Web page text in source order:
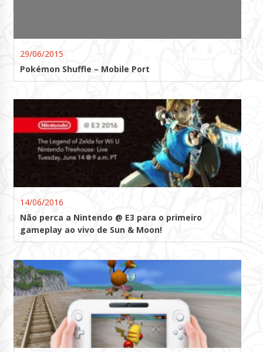
29/06/2015
Pokémon Shuffle – Mobile Port
14/06/2016
Não perca a Nintendo @ E3 para o primeiro
gameplay ao vivo de Sun & Moon!